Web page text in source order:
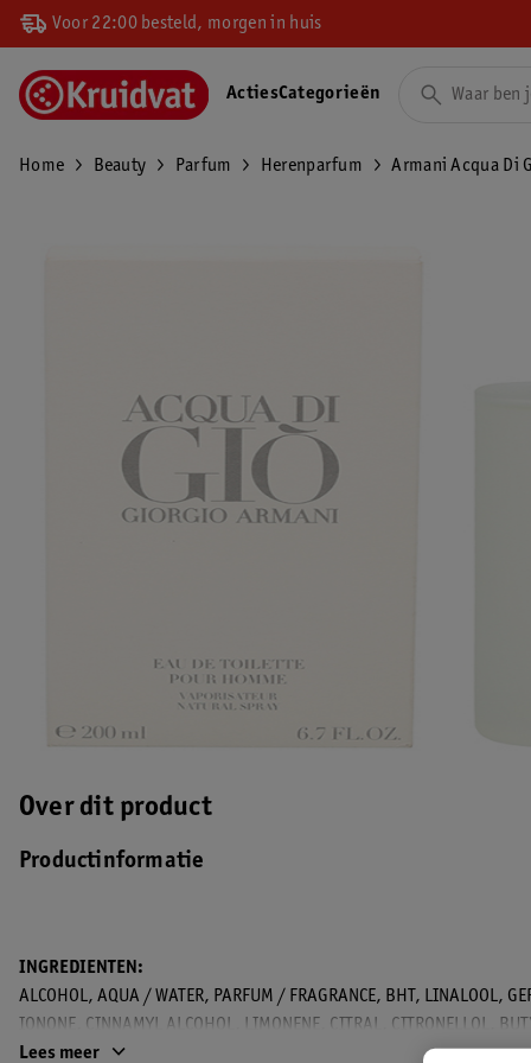
Voor 22:00 besteld, morgen in huis
ActiesCategorieën
Home Beauty Parfum Herenparfum Armani Acqua Di
Over dit product
Productinformatie
INGREDIENTEN:
ALCOHOL, AQUA / WATER, PARFUM / FRAGRANCE, BHT, LINALOOL,
IONONE, CINNAMYL ALCOHOL, LIMONENE, CITRAL, CITRONELLOL,
SALICYLATE. CODE FIL, B30160/1
Lees meer